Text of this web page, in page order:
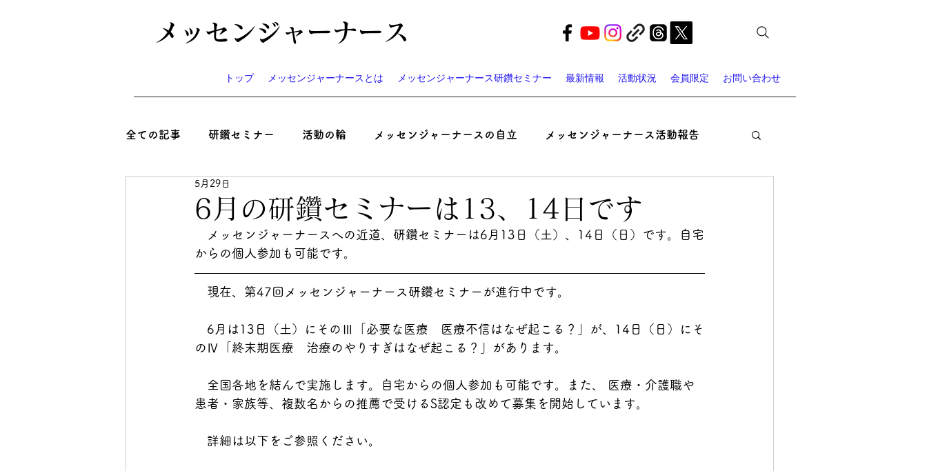
メッセンジャーナース
トップ メッセンジャーナースとは メッセンジャーナース研鑽セミナー 最新情報 活動状況 会員限定 お問い合わせ
全ての記事 研鑽セミナー 活動の輪 メッセンジャーナースの自立 メッセンジャーナース活動報告
心と絆といのち
お知らせ
6月の研鑽セミナーは13、14日です
5月29日
メッセンジャーナースへの近道、研鑽セミナーは6月13日（土）、14日（日）です。自宅
からの個人参加も可能です。
現在、第47回メッセンジャーナース研鑽セミナーが進行中です。
6月は13日（土）にそのⅢ「必要な医療　医療不信はなぜ起こる？」が、14日（日）にそ
のⅣ「終末期医療　治療のやりすぎはなぜ起こる？」があります。
全国各地を結んで実施します。自宅からの個人参加も可能です。また、 医療・介護職や
患者・家族等、複数名からの推薦で受けるS認定も改めて募集を開始しています。
詳細は以下をご参照ください。